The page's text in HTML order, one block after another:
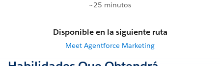
~25 minutos
Disponible en la siguiente ruta
Meet Agentforce Marketing